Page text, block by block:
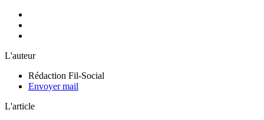
L'auteur
Rédaction Fil-Social
Envoyer mail
L'article